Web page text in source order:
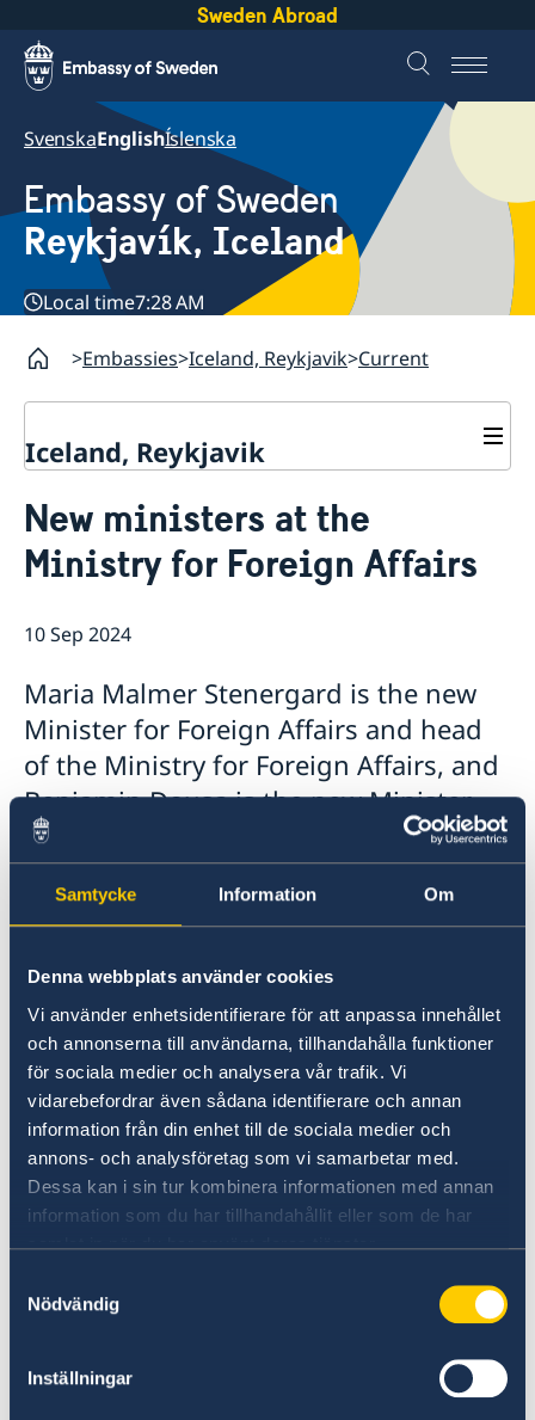
Samtycke Information Om
Denna webbplats använder cookies
Vi använder enhetsidentifierare för att anpassa innehållet
och annonserna till användarna, tillhandahålla funktioner
för sociala medier och analysera vår trafik. Vi
vidarebefordrar även sådana identifierare och annan
information från din enhet till de sociala medier och
annons- och analysföretag som vi samarbetar med.
Dessa kan i sin tur kombinera informationen med annan
information som du har tillhandahållit eller som de har
samlat in när du har använt deras tjänster.
Nödvändig
Inställningar
Sweden Abroad
SvenskaEnglishÍslenska
Embassy of Sweden
Reykjavík, Iceland
Local time7:28 AM
Embassies Iceland, Reykjavik Current
Iceland, Reykjavik
About us
Ambassador
General Data Protection Regulation (GDPR)
Current
New ministers at the
Ministry for Foreign Affairs
10 Sep 2024
Maria Malmer Stenergard is the new
Minister for Foreign Affairs and head
of the Ministry for Foreign Affairs, and
Benjamin Dousa is the new Minister
for International Development
Cooperation and Foreign Trade. Today,
Prime Minister Ulf Kristersson
Government Policy in the Riksdag and
announced the Government’s new
ministers.
Today, Tuesday 10 September and in
connection with the Statement of Government
Policy, Mr Kristersson announced changes
within the Government: two new ministers and
four ministers who are changing ministerial
posts.
changes to the Government - Government.se